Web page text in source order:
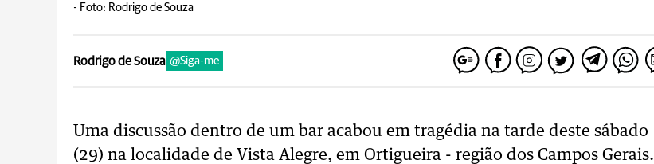
- Foto: Rodrigo de Souza
Rodrigo de Souza @Siga-me
Uma discussão dentro de um bar acabou em tragédia na tarde deste sábado
(29) na localidade de Vista Alegre, em Ortigueira - região dos Campos Gerais.